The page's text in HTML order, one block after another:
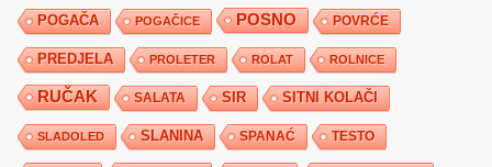
POGAČA POGAČICE POSNO POVRĆE
PREDJELA PROLETER ROLAT ROLNICE
RUČAK SALATA SIR SITNI KOLAČI
SLADOLED SLANINA SPANAĆ TESTO